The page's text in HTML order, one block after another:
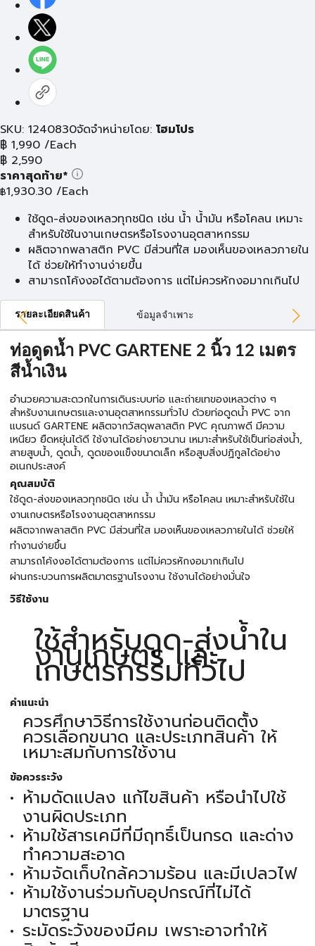
SKU: 1240830จัดจำหน่ายโดย: โฮมโปร
฿ 1,990 /Each
฿ 2,590
ราคาสุดท้าย*
฿1,930.30 /Each
ใช้ดูด-ส่งของเหลวทุกชนิด เช่น น้ำ น้ำมัน หรือโคลน เหมาะ
สำหรับใช้ในงานเกษตรหรือโรงงานอุตสาหกรรม
ผลิตจากพลาสติก PVC มีส่วนที่ใส มองเห็นของเหลวภายใน
ได้ ช่วยให้ทำงานง่ายขึ้น
สามารถโค้งงอได้ตามต้องการ แต่ไม่ควรหักงอมากเกินไป
รายละเอียดสินค้า ข้อมูลจำเพาะ
ท่อดูดน้ำ PVC GARTENE 2 นิ้ว 12 เมตร
สีน้ำเงิน
อำนวยความสะดวกในการเดินระบบท่อ และถ่ายเทของเหลวต่าง ๆ
สำหรับงานเกษตรและงานอุตสาหกรรมทั่วไป ด้วยท่อดูดน้ำ PVC จาก
แบรนด์ GARTENE ผลิตจากวัสดุพลาสติก PVC คุณภาพดี มีความ
เหนียว ยืดหยุ่นได้ดี ใช้งานได้อย่างยาวนาน เหมาะสำหรับใช้เป็นท่อส่งน้ำ,
สายสูบน้ำ, ดูดน้ำ, ดูดของแข็งขนาดเล็ก หรือสูบสิ่งปฏิกูลได้อย่าง
อเนกประสงค์
คุณสมบัติ
ใช้ดูด-ส่งของเหลวทุกชนิด เช่น น้ำ น้ำมัน หรือโคลน เหมาะสำหรับใช้ใน
งานเกษตรหรือโรงงานอุตสาหกรรม
ผลิตจากพลาสติก PVC มีส่วนที่ใส มองเห็นของเหลวภายในได้ ช่วยให้
ทำงานง่ายขึ้น
สามารถโค้งงอได้ตามต้องการ แต่ไม่ควรหักงอมากเกินไป
ผ่านกระบวนการผลิตมาตรฐานโรงงาน ใช้งานได้อย่างมั่นใจ
วิธีใช้งาน
ใช้สำหรับดูด-ส่งน้ำใน
งานเกษตร และ
เกษตรกรรมทั่วไป
คำแนะนำ
ควรศึกษาวิธีการใช้งานก่อนติดตั้ง
ควรเลือกขนาด และประเภทสินค้า ให้
เหมาะสมกับการใช้งาน
ข้อควรระวัง
ห้ามดัดแปลง แก้ไขสินค้า หรือนำไปใช้
งานผิดประเภท
ห้ามใช้สารเคมีที่มีฤทธิ์เป็นกรด และด่าง
ทำความสะอาด
ห้ามจัดเก็บใกล้ความร้อน และมีเปลวไฟ
ห้ามใช้งานร่วมกับอุปกรณ์ที่ไม่ได้
มาตรฐาน
ระมัดระวังของมีคม เพราะอาจทำให้